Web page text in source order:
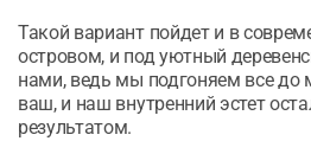
Такой вариант пойдет и в
островом, и под уютный
нами, ведь мы подгоняем все до
ваш, и наш внутренний эстет
результатом.